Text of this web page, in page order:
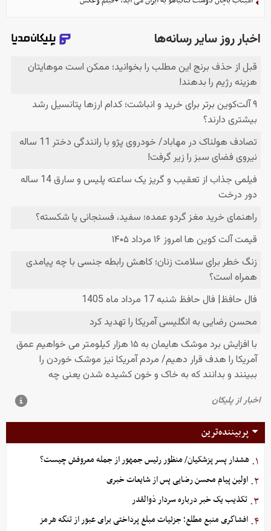
پربیننده‌ترین
۱. هشدار پسر پزشکیان/ منظور رئیس جمهور از جمله معروفش چیست؟
۲. اولین پیام محسن رضایی پس از شایعات خبری
۳. تکذیب یک خبر درباره سردار ذوالقدر
۴. افشاگری منبع مطلع؛ جزئیات مبلغ پرداختی برای عبور از تنگه هرمز